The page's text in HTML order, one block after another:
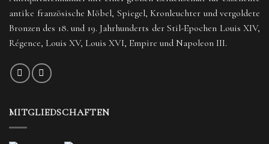
antike französische Möbel, Spiegel, Kronleuchter und vergoldete
Bronzen des 18. und 19. Jahrhunderts der Stil-Epochen Louis XIV,
Régence, Louis XV, Louis XVI, Empire und Napoleon III.
MITGLIEDSCHAFTEN